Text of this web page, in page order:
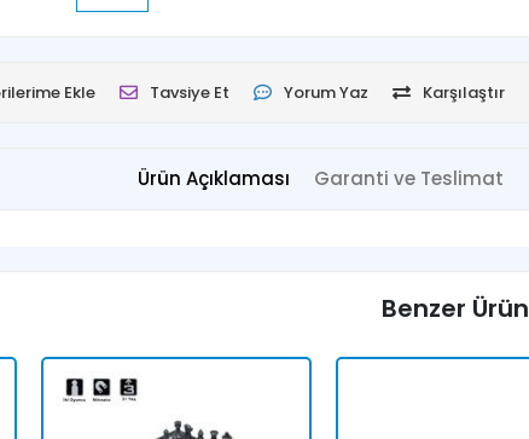
Ekle Tavsiye Et Yorum Yaz Karşılaştır
Ürün Açıklaması Garanti ve Teslimat
Benzer